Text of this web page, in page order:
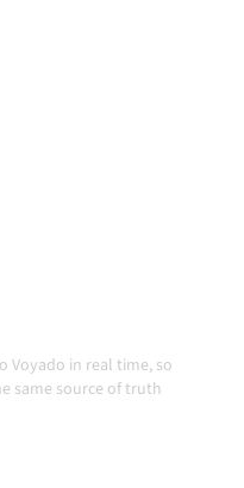
Voyado in real time, so
same source of truth